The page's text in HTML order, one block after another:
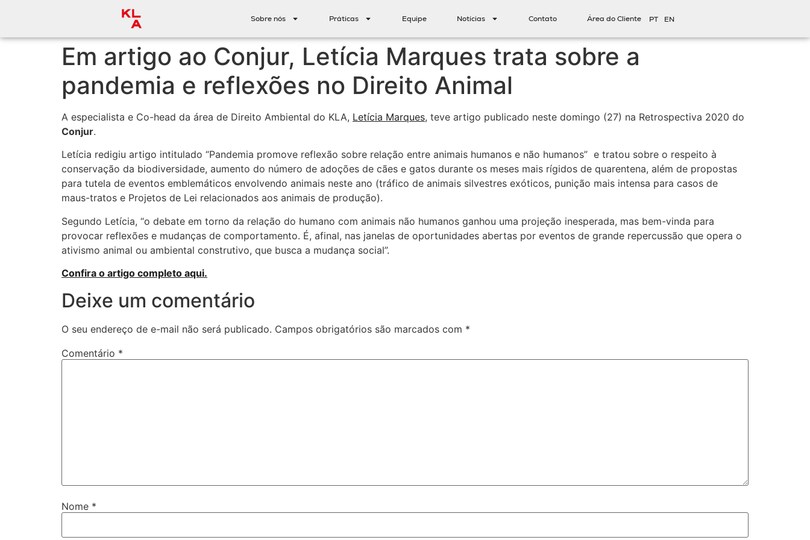
Sobre nós Práticas Equipe Notícias Contato Área do Cliente PT EN
Em artigo ao Conjur, Letícia Marques trata sobre a
pandemia e reflexões no Direito Animal
A especialista e Co-head da área de Direito Ambiental do KLA, Letícia Marques, teve artigo publicado neste domingo (27) na Retrospectiva 2020 do
Conjur.
Letícia redigiu artigo intitulado “Pandemia promove reflexão sobre relação entre animais humanos e não humanos” e tratou sobre o respeito à
conservação da biodiversidade, aumento do número de adoções de cães e gatos durante os meses mais rígidos de quarentena, além de propostas
para tutela de eventos emblemáticos envolvendo animais neste ano (tráfico de animais silvestres exóticos, punição mais intensa para casos de
maus-tratos e Projetos de Lei relacionados aos animais de produção).
Segundo Letícia, “o debate em torno da relação do humano com animais não humanos ganhou uma projeção inesperada, mas bem-vinda para
provocar reflexões e mudanças de comportamento. É, afinal, nas janelas de oportunidades abertas por eventos de grande repercussão que opera o
ativismo animal ou ambiental construtivo, que busca a mudança social”.
Confira o artigo completo aqui.
Deixe um comentário
O seu endereço de e-mail não será publicado. Campos obrigatórios são marcados com *
Comentário *
Nome *